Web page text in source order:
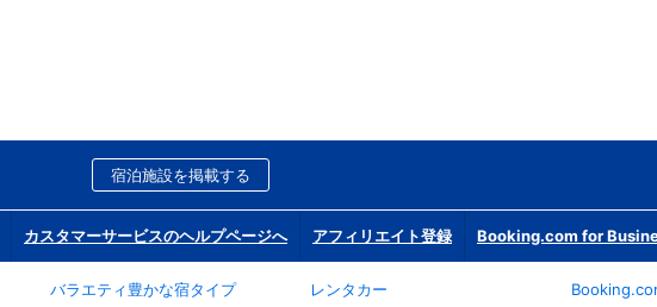
宿泊施設を掲載する
カスタマーサービスのヘルプページへ アフィリエイト登録 Booking.com for
バラエティ豊かな宿タイプ
レンタカー